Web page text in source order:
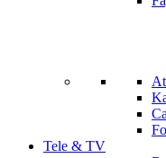
Tele & TV